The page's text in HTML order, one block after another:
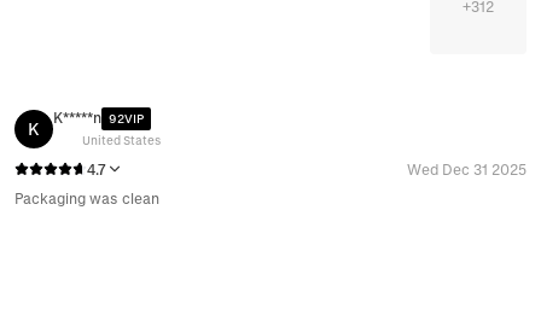
+312
K
K*****n 92VIP
United States
4.7
Wed Dec 31 2025
Packaging was clean